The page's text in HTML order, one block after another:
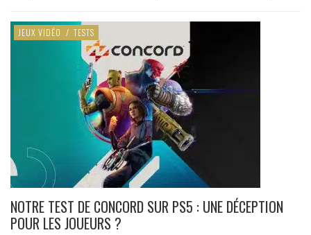
JEUX VIDÉO / TESTS
NOTRE TEST DE CONCORD SUR PS5 : UNE DÉCEPTION
POUR LES JOUEURS ?